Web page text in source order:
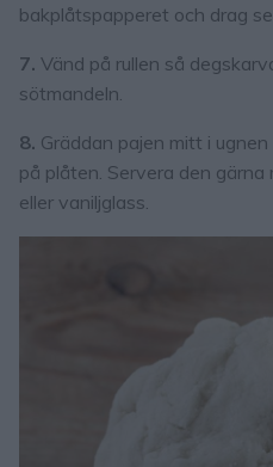
bakplåtspapperet och drag
7. Vänd på rullen så
sötmandeln.
8. Gräddan pajen mitt i
på plåten. Servera den gärna
eller vaniljglass.